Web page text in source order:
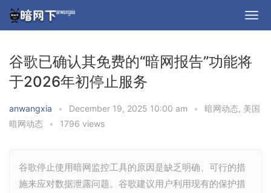
谷歌已确认其免费的“暗网报告”功能将
于2026年初停止服务
anwangxia • December 19, 2025 10:00 am • 暗网动态, 美国
暗网动态
• 1796 views
谷歌停止使用暗网监控工具的原因是缺乏明确、可行的措
施来应对数据泄露问题。谷歌建议用户利用现有的保护措